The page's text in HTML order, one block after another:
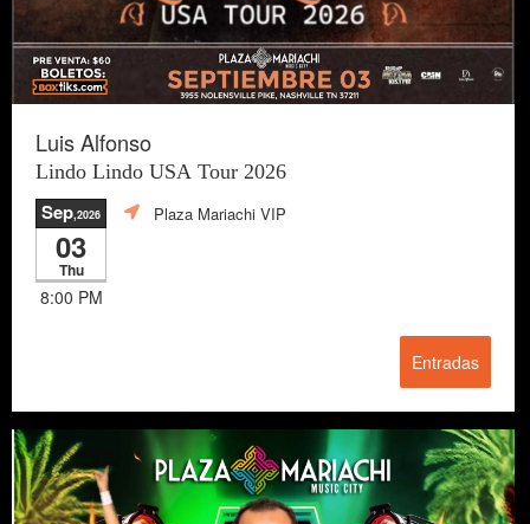
Luis Alfonso
Lindo Lindo USA Tour 2026
Sep,2026
03
Thu
8:00 PM
Plaza Mariachi VIP
Entradas